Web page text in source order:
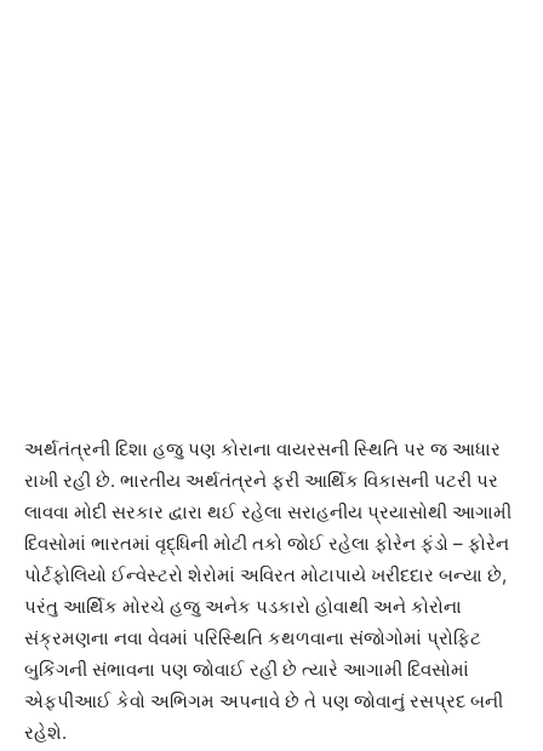
અર્થતંત્રની દિશા હજુ પણ કોરાના વાયરસની સ્થિતિ પર જ આધાર
રાખી રહી છે. ભારતીય અર્થતંત્રને ફરી આર્થિક વિકાસની પટરી પર
લાવવા મોદી સરકાર દ્વારા થઈ રહેલા સરાહનીય પ્રયાસોથી આગામી
દિવસોમાં ભારતમાં વૃદ્ધિની મોટી તકો જોઈ રહેલા ફોરેન ફંડો – ફોરેન
પોર્ટફોલિયો ઈન્વેસ્ટરો શેરોમાં અવિરત મોટાપાયે ખરીદદાર બન્યા છે,
પરંતુ આર્થિક મોરચે હજુ અનેક પડકારો હોવાથી અને કોરોના
સંક્રમણના નવા વેવમાં પરિસ્થિતિ કથળવાના સંજોગોમાં પ્રોફિટ
બુકિંગની સંભાવના પણ જોવાઈ રહી છે ત્યારે આગામી દિવસોમાં
એફપીઆઈ કેવો અભિગમ અપનાવે છે તે પણ જોવાનું રસપ્રદ બની
રહેશે.